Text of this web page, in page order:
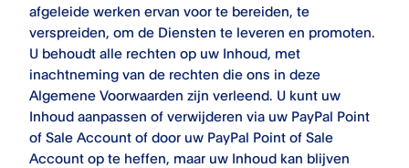
afgeleide werken ervan voor te bereiden, te
verspreiden, om de Diensten te leveren en promoten.
U behoudt alle rechten op uw Inhoud, met
inachtneming van de rechten die ons in deze
Algemene Voorwaarden zijn verleend. U kunt uw
Inhoud aanpassen of verwijderen via uw PayPal Point
of Sale Account of door uw PayPal Point of Sale
Account op te heffen, maar uw Inhoud kan blijven